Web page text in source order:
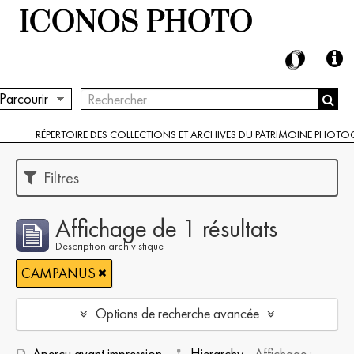
RÉPERTOIRE DES COLLECTIONS ET ARCHIVES DU PATRIMOINE
Filtres
Affichage de 1 résultats
Description archivistique
CAMPANUS
Options de recherche avancée